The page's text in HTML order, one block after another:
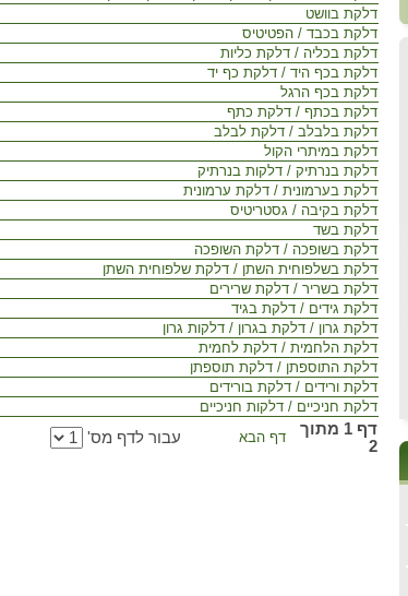
דלקת בוושט
דלקת בכבד / הפטיטיס
דלקת בכליה / דלקת כליות
דלקת בכף היד / דלקת כף יד
דלקת בכף הרגל
דלקת בכתף / דלקת כתף
דלקת בלבלב / דלקת לבלב
דלקת במיתרי הקול
דלקת בנרתיק / דלקות בנרתיק
דלקת בערמונית / דלקת ערמונית
דלקת בקיבה / גסטריטיס
דלקת בשד
דלקת בשופכה / דלקת השופכה
דלקת בשלפוחית השתן / דלקת שלפוחית השתן
דלקת בשריר / דלקת שרירים
דלקת גידים / דלקת בגיד
דלקת גרון / דלקת בגרון / דלקות גרון
דלקת הלחמית / דלקת לחמית
דלקת התוספתן / דלקת תוספתן
דלקת ורידים / דלקת בורידים
דלקת חניכיים / דלקות חניכיים
דף 1 מתוך
2
דף הבא
עבור לדף מס'